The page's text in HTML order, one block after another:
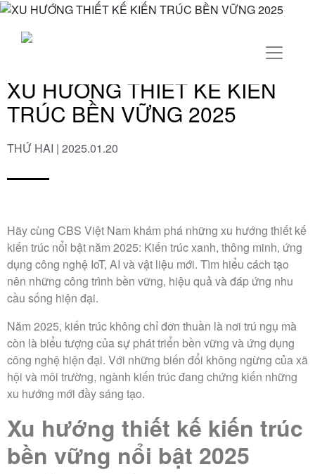
XU HƯỚNG THIẾT KẾ KIẾN
TRÚC BỀN VỮNG 2025
THỨ HAI | 2025.01.20
Hãy cùng CBS Việt Nam khám phá những xu hướng thiết kế
kiến trúc nổi bật năm 2025: Kiến trúc xanh, thông minh, ứng
dụng công nghệ IoT, AI và vật liệu mới. Tìm hiểu cách tạo
nên những công trình bền vững, hiệu quả và đáp ứng nhu
cầu sống hiện đại.
Năm 2025, kiến trúc không chỉ đơn thuần là nơi trú ngụ mà
còn là biểu tượng của sự phát triển bền vững và ứng dụng
công nghệ hiện đại. Với những biến đổi không ngừng của xã
hội và môi trường, ngành kiến trúc đang chứng kiến những
xu hướng mới đầy sáng tạo.
Xu hướng thiết kế kiến trúc
bền vững nổi bật 2025